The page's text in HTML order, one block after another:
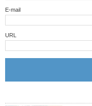
E-mail
URL